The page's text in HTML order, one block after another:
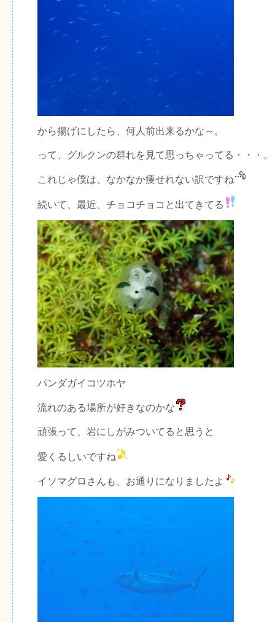
から揚げにしたら、何人前出来るかな～。
って、グルクンの群れを見て思っちゃってる・・・。
これじゃ僕は、なかなか痩せれない訳ですね
続いて、最近、チョコチョコと出てきてる
パンダガイコツホヤ
流れのある場所が好きなのかな
頑張って、岩にしがみついてると思うと
愛くるしいですね
イソマグロさんも、お通りになりましたよ